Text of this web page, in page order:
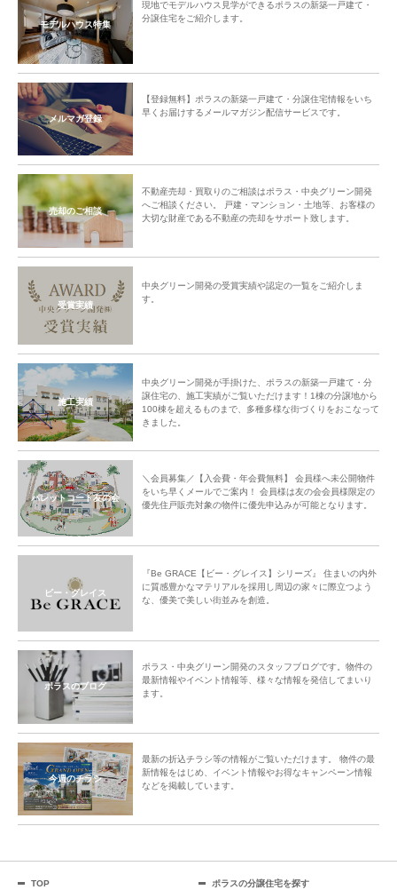
モデルハウス特集
現地でモデルハウス見学ができるポラスの新築一戸建て・
分譲住宅をご紹介します。
メルマガ登録
【登録無料】ポラスの新築一戸建て・分譲住宅情報をいち
早くお届けするメールマガジン配信サービスです。
売却のご相談
不動産売却・買取りのご相談はポラス・中央グリーン開発
へご相談ください。 戸建・マンション・土地等、お客様の
大切な財産である不動産の売却をサポート致します。
受賞実績
中央グリーン開発の受賞実績や認定の一覧をご紹介しま
す。
施工実績
中央グリーン開発が手掛けた、ポラスの新築一戸建て・分
譲住宅の、施工実績がご覧いただけます！1棟の分譲地から
100棟を超えるものまで、多種多様な街づくりをおこなって
きました。
パレットコート友の会
＼会員募集／【入会費・年会費無料】 会員様へ未公開物件
をいち早くメールでご案内！ 会員様は友の会会員様限定の
優先住戸販売対象の物件に優先申込みが可能となります。
ビー・グレイス
『Be GRACE【ビー・グレイス】シリーズ』 住まいの内外
に質感豊かなマテリアルを採用し周辺の家々に際立つよう
な、優美で美しい街並みを創造。
ポラスのブログ
ポラス・中央グリーン開発のスタッフブログです。物件の
最新情報やイベント情報等、様々な情報を発信してまいり
ます。
今週のチラシ
最新の折込チラシ等の情報がご覧いただけます。 物件の最
新情報をはじめ、イベント情報やお得なキャンペーン情報
などを掲載しています。
TOP ポラスの分譲住宅を探す